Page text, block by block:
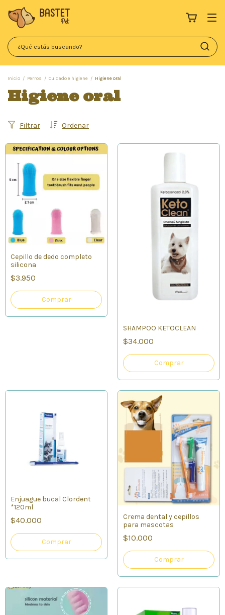
Inicio / Perros / Cuidado e higiene / Higiene oral
Higiene oral
Ordenar
Filtrar
Cepillo de dedo completo
silicona
$3.950
Comprar
SHAMPOO KETOCLEAN
$34.000
Comprar
Enjuague bucal Clordent
*120ml
$40.000
Crema dental y cepillos
para mascotas
$10.000
Comprar